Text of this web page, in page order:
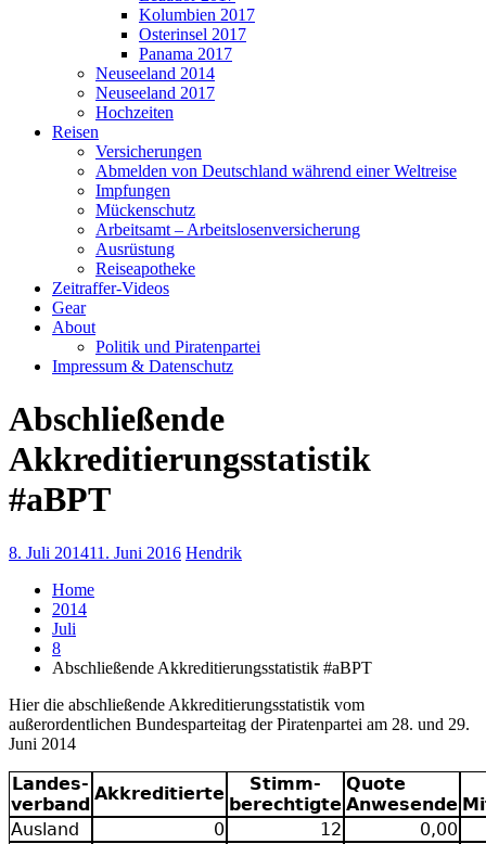
Kolumbien 2017
Osterinsel 2017
Panama 2017
Neuseeland 2014
Neuseeland 2017
Hochzeiten
Reisen
Versicherungen
Abmelden von Deutschland während einer Weltreise
Impfungen
Mückenschutz
Arbeitsamt – Arbeitslosenversicherung
Ausrüstung
Reiseapotheke
Zeitraffer-Videos
Gear
About
Politik und Piratenpartei
Impressum & Datenschutz
Abschließende
Akkreditierungsstatistik
#aBPT
8. Juli 201411. Juni 2016 Hendrik
Home
2014
Juli
8
Abschließende Akkreditierungsstatistik #aBPT
Hier die abschließende Akkreditierungsstatistik vom
außerordentlichen Bundesparteitag der Piratenpartei am 28. und 29.
Juni 2014
Landes-
verband
Akkreditierte
Stimm-
berechtigte
Quote
Anwesende
Ausland
0 12
0,00